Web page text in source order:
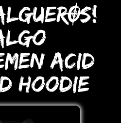
ACID
HooDIE